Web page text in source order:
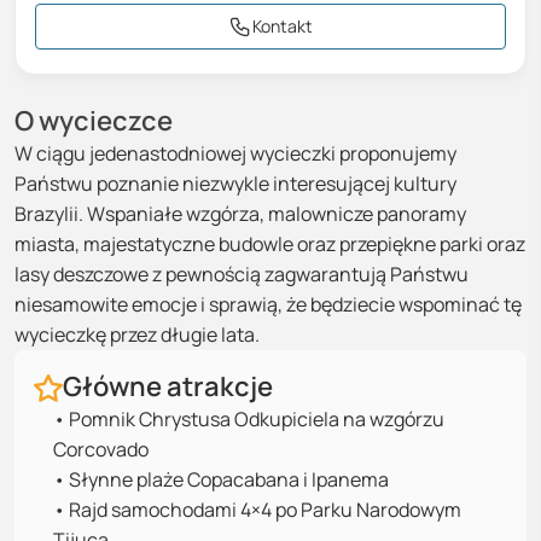
O wycieczce
W ciągu jedenastodniowej wycieczki proponujemy
Państwu poznanie niezwykle interesującej kultury
Brazylii. Wspaniałe wzgórza, malownicze panoramy
miasta, majestatyczne budowle oraz przepiękne parki oraz
lasy deszczowe z pewnością zagwarantują Państwu
niesamowite emocje i sprawią, że będziecie wspominać tę
wycieczkę przez długie lata.
Główne atrakcje
• Pomnik Chrystusa Odkupiciela na wzgórzu
Corcovado
• Słynne plaże Copacabana i Ipanema
• Rajd samochodami 4×4 po Parku Narodowym
Kontakt